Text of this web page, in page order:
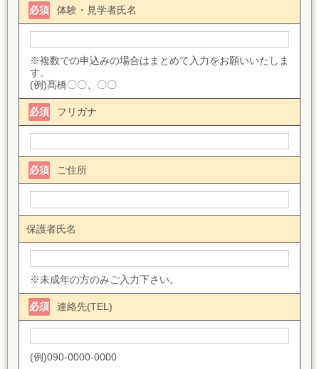
体験・見学者氏名
必須
※複数での申込みの場合はまとめて入力をお願いいたしま
す。
(例)髙橋〇〇、〇〇
フリガナ
必須
ご住所
必須
保護者氏名
※未成年の方のみご入力下さい。
連絡先(TEL)
必須
(例)090-0000-0000